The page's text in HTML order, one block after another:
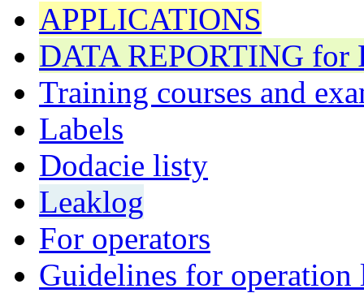
APPLICATIONS
DATA REPORTING for
Training courses and
Labels
Dodacie listy
Leaklog
For operators
Guidelines for operation